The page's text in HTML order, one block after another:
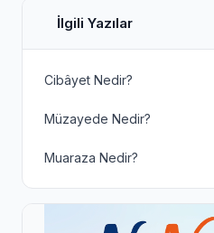
İlgili Yazılar
Cibâyet Nedir?
Müzayede Nedir?
Muaraza Nedir?